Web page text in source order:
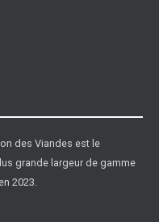
des Viandes est le
grande largeur de gamme
2023.